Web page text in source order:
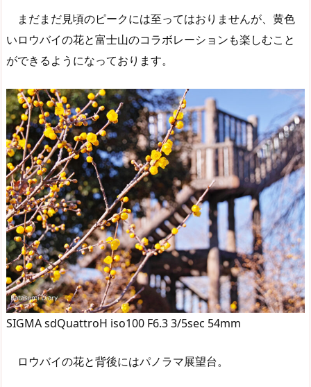
まだまだ見頃のピークには至ってはおりませんが、黄色
いロウバイの花と富士山のコラボレーションも楽しむこと
ができるようになっております。
SIGMA sdQuattroH iso100 F6.3 3/5sec 54mm
ロウバイの花と背後にはパノラマ展望台。